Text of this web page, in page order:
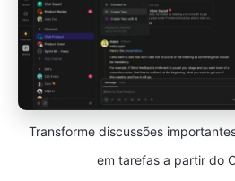
Transforme discussões
em tarefas a partir do